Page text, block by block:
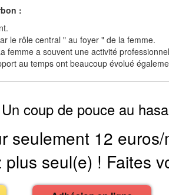
:
le rôle central " au foyer " de la femme.
femme a souvent une activité
au temps ont beaucoup évolué
Un coup de pouce au
seulement 12 euros/
seul(e) ! Faites